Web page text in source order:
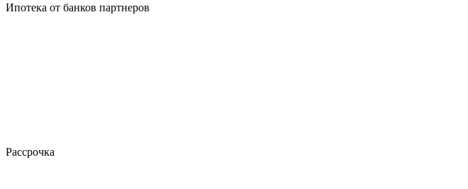
Ипотека от банков партнеров
Рассрочка